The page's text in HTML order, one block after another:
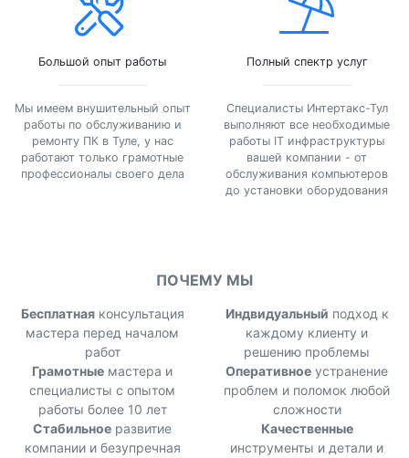
Большой опыт работы
Мы имеем внушительный опыт
работы по обслуживанию и
ремонту ПК в Туле, у нас
работают только грамотные
профессионалы своего дела
Полный спектр услуг
Специалисты Интертакс-Тул
выполняют все необходимые
работы IT инфраструктуры
вашей компании - от
обслуживания компьютеров
до установки оборудования
ПОЧЕМУ МЫ
Бесплатнаяконсультация
мастера перед началом
работ
Индвидуальный подход к
каждому клиенту и
решению проблемы
Грамотные мастера и
специалисты с опытом
работы более 10 лет
Оперативное устранение
проблем и поломок любой
сложности
Стабильное развитие
компании и безупречная
Качественные
инструменты и детали и